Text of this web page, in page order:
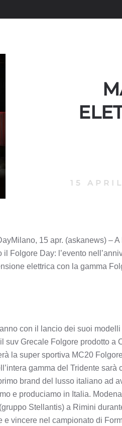
15
15 apr. (askanews) –
Folgore Day: l’evento
elettrica con la gamma
con il lancio dei suoi
suv Grecale Folgore prodotto a
la super sportiva MC20
gamma del Tridente
brand del lusso italiano ad
e produciamo in Italia.
Stellantis) a Rimini
e vincere nel campionato di